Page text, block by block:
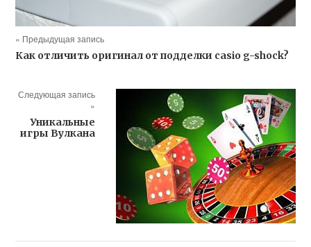
« Предыдущая запись
Как отличить оригинал от подделки casio g-shock?
Следующая запись
»
Уникальные
игры Вулкана